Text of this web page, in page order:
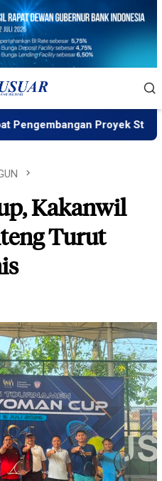
Proyek Strategis IGP
Kakanwil
Turut